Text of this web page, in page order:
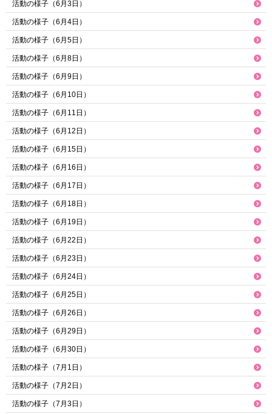
活動の様子（6月3日）
活動の様子（6月4日）
活動の様子（6月5日）
活動の様子（6月8日）
活動の様子（6月9日）
活動の様子（6月10日）
活動の様子（6月11日）
活動の様子（6月12日）
活動の様子（6月15日）
活動の様子（6月16日）
活動の様子（6月17日）
活動の様子（6月18日）
活動の様子（6月19日）
活動の様子（6月22日）
活動の様子（6月23日）
活動の様子（6月24日）
活動の様子（6月25日）
活動の様子（6月26日）
活動の様子（6月29日）
活動の様子（6月30日）
活動の様子（7月1日）
活動の様子（7月2日）
活動の様子（7月3日）